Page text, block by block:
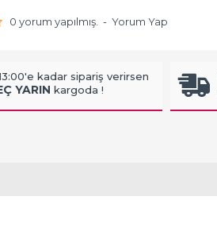
0 yorum yapılmış. - Yorum Yap
kadar sipariş verirsen
YARIN kargoda !